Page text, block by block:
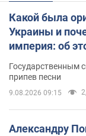
Какой была
Украины и
империя: об
Государственным
припев песни
9.08.2026 09:15
Александру